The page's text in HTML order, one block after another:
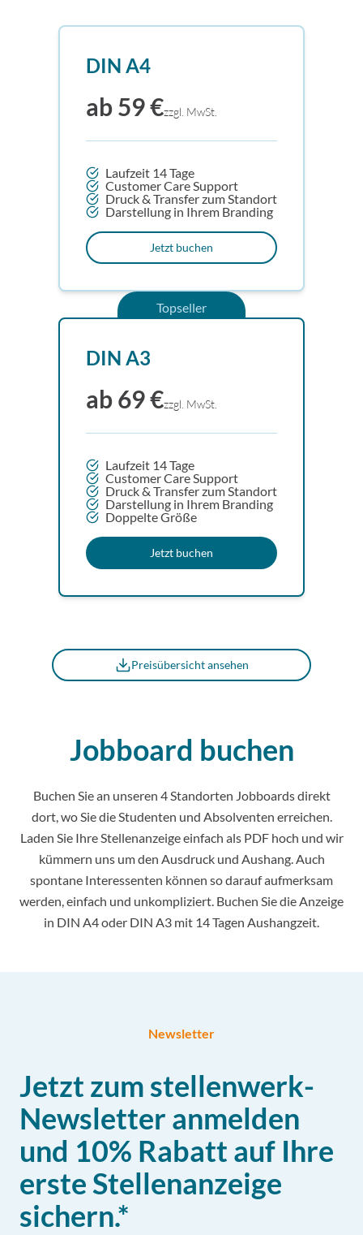
DIN A4
ab 59 €zzgl. MwSt.
Laufzeit 14 Tage
Customer Care Support
Druck & Transfer zum Standort
Darstellung in Ihrem Branding
Jetzt buchen
Topseller
DIN A3
ab 69 €zzgl. MwSt.
Laufzeit 14 Tage
Customer Care Support
Druck & Transfer zum Standort
Darstellung in Ihrem Branding
Doppelte Größe
Jetzt buchen
Preisübersicht ansehen
Jobboard buchen
Buchen Sie an unseren 4Standorten Jobboards direkt
dort, wo Sie die Studenten und Absolventen erreichen.
Laden Sie Ihre Stellenanzeige einfach als PDF hoch und wir
kümmern uns um den Ausdruck und Aushang. Auch
spontane Interessenten können so darauf aufmerksam
werden, einfach und unkompliziert. Buchen Sie die Anzeige
in DIN A4 oder DIN A3 mit 14 Tagen Aushangzeit.
Newsletter
Jetzt zum stellenwerk-
Newsletter anmelden
und 10% Rabatt auf Ihre
erste Stellenanzeige
sichern.*